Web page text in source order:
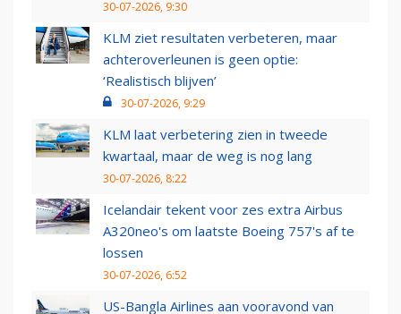
30-07-2026, 9:30
KLM ziet resultaten verbeteren, maar
achteroverleunen is geen optie:
‘Realistisch blijven’
30-07-2026, 9:29
KLM laat verbetering zien in tweede
kwartaal, maar de weg is nog lang
30-07-2026, 8:22
Icelandair tekent voor zes extra Airbus
A320neo's om laatste Boeing 757's af te
lossen
30-07-2026, 6:52
US-Bangla Airlines aan vooravond van